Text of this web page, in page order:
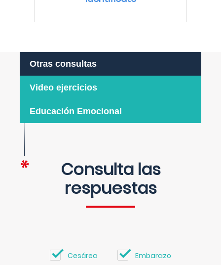
Otras consultas
Video ejercicios
Educación Emocional
Consulta las
respuestas
Cesárea Embarazo